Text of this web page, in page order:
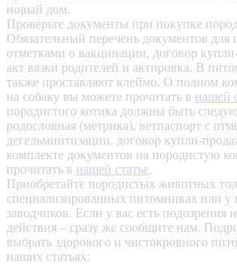
новый дом.
Проверьте документы при покупке
Обязательный перечень документов для
отметками о вакцинации, договор
акт вязки родителей и актировка. В
также проставляют клеймо. О полном
на собаку вы можете прочитать в нашей
породистого котика должны быть
родословная (метрика), ветпаспорт с
дегельминтизации, договор купли-
комплекте документов на породистую
прочитать в нашей статье.
Приобретайте породистых животных
специализированных питомниках или у
заводчиков. Если у вас есть подозрения
действия – сразу же сообщите нам.
выбрать здорового и чистокровного
наших статьях: